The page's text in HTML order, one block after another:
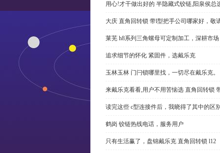
用心!才干做出好的 半隐藏式铰链,阳泉侯总
大庆 直角回转锁 带l型把手公司哪家好，敬
莱芜 h8系列三角螺母可定制加工，深耕市场
追求细节的怀化 紧固件，选戴乐克
玉林玉林 门闩锁哪里找，一切尽在戴乐克。
来戴乐克看看,用户不用苦恼选 直角回转锁
读完这些 c型连接件后，我晓得了其中的区
鹤岗 铰链热线电话，服务用户
只有生活赢了，盘锦戴乐克 直角回转锁 l12